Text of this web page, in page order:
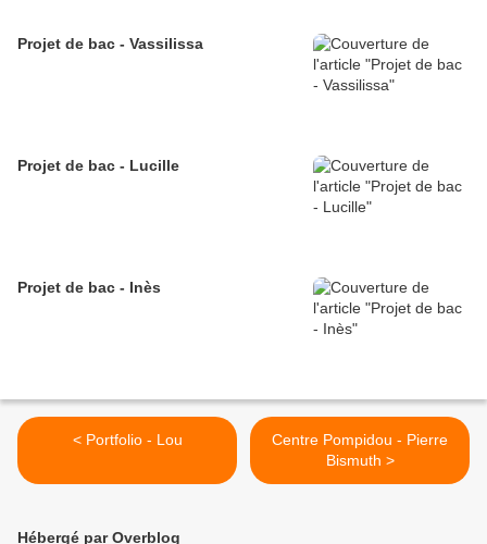
Projet de bac - Vassilissa
Projet de bac - Lucille
Projet de bac - Inès
< Portfolio - Lou
Centre Pompidou - Pierre
Bismuth >
Hébergé par Overblog